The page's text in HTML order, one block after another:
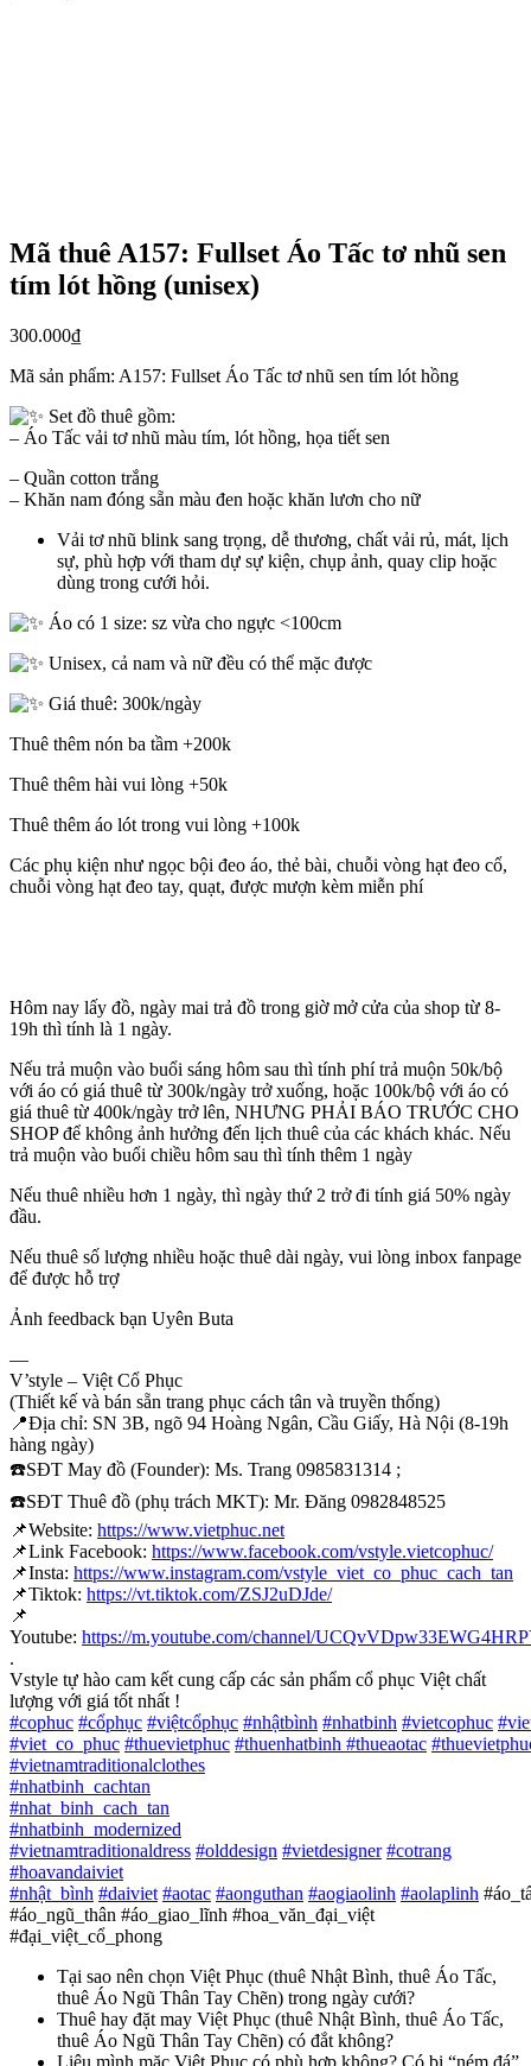
Mã thuê A157: Fullset Áo Tấc tơ nhũ sen
tím lót hồng (unisex)
300.000₫
Mã sản phẩm: A157: Fullset Áo Tấc tơ nhũ sen tím lót hồng
Set đồ thuê gồm:
– Áo Tấc vải tơ nhũ màu tím, lót hồng, họa tiết sen
– Quần cotton trắng
– Khăn nam đóng sẵn màu đen hoặc khăn lươn cho nữ
Vải tơ nhũ blink sang trọng, dễ thương, chất vải rủ, mát, lịch
sự, phù hợp với tham dự sự kiện, chụp ảnh, quay clip hoặc
dùng trong cưới hỏi.
Áo có 1 size: sz vừa cho ngực <100cm
Unisex, cả nam và nữ đều có thể mặc được
Giá thuê: 300k/ngày
Thuê thêm nón ba tầm +200k
Thuê thêm hài vui lòng +50k
Thuê thêm áo lót trong vui lòng +100k
Các phụ kiện như ngọc bội đeo áo, thẻ bài, chuỗi vòng hạt đeo cổ,
chuỗi vòng hạt đeo tay, quạt, được mượn kèm miễn phí
Hôm nay lấy đồ, ngày mai trả đồ trong giờ mở cửa của shop từ 8-
19h thì tính là 1 ngày.
Nếu trả muộn vào buổi sáng hôm sau thì tính phí trả muộn 50k/bộ
với áo có giá thuê từ 300k/ngày trở xuống, hoặc 100k/bộ với áo có
giá thuê từ 400k/ngày trở lên, NHƯNG PHẢI BÁO TRƯỚC CHO
SHOP để không ảnh hưởng đến lịch thuê của các khách khác. Nếu
trả muộn vào buổi chiều hôm sau thì tính thêm 1 ngày
Nếu thuê nhiều hơn 1 ngày, thì ngày thứ 2 trở đi tính giá 50% ngày
đầu.
Nếu thuê số lượng nhiều hoặc thuê dài ngày, vui lòng inbox fanpage
để được hỗ trợ
Ảnh feedback bạn Uyên Buta
—
V’style – Việt Cổ Phục
(Thiết kế và bán sẵn trang phục cách tân và truyền thống)
📍Địa chỉ: SN 3B, ngõ 94 Hoàng Ngân, Cầu Giấy, Hà Nội (8-19h
hàng ngày)
☎️SĐT May đồ (Founder): Ms. Trang 0985831314 ;
☎️SĐT Thuê đồ (phụ trách MKT): Mr. Đăng 0982848525
📌Website: https://www.vietphuc.net
📌Link Facebook: https://www.facebook.com/vstyle.vietcophuc/
📌Insta: https://www.instagram.com/vstyle_viet_co_phuc_cach_tan
📌Tiktok: https://vt.tiktok.com/ZSJ2uDJde/
📌
Youtube: https://m.youtube.com/channel/
.
Vstyle tự hào cam kết cung cấp các sản phẩm cổ phục Việt chất
lượng với giá tốt nhất !
#cophuc #cổphục #việtcổphục #nhậtbình #nhatbinh #vietcophuc #
#viet_co_phuc #thuevietphuc #thuenhatbinh #thueaotac #
#vietnamtraditionalclothes
#nhatbinh_cachtan
#nhat_binh_cach_tan
#nhatbinh_modernized
#vietnamtraditionaldress #olddesign #vietdesigner #cotrang
#hoavandaiviet
#nhật_bình #daiviet #aotac #aonguthan #aogiaolinh #aolaplinh
#áo_ngũ_thân #áo_giao_lĩnh #hoa_văn_đại_việt
#đại_việt_cổ_phong
Tại sao nên chọn Việt Phục (thuê Nhật Bình, thuê Áo Tấc,
thuê Áo Ngũ Thân Tay Chẽn) trong ngày cưới?
Thuê hay đặt may Việt Phục (thuê Nhật Bình, thuê Áo Tấc,
thuê Áo Ngũ Thân Tay Chẽn) có đắt không?
Liệu mình mặc Việt Phục có phù hợp không? Có bị “ném đá”